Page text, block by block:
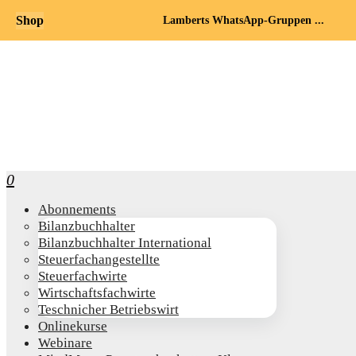
0
Abon­ne­ments
Bilanz­buch­hal­ter
Bilanz­buch­hal­ter International
Steu­er­fach­an­ge­stell­te
Steu­er­fach­wir­te
Wirt­schafts­fach­wir­te
Teschni­cher Betriebswirt
Online­kur­se
Web­i­na­re
Shop Lamberts WhatsApp-Gruppen ...